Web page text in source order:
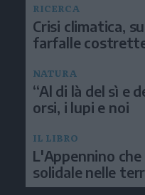
RICERCA
Crisi climatica,
farfalle
NATURA
“Al di là del sì e
orsi, i lupi e noi
IL LIBRO
L'Appennino
solidale nelle